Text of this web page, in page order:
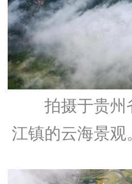
拍摄于贵州
江镇的云海景观